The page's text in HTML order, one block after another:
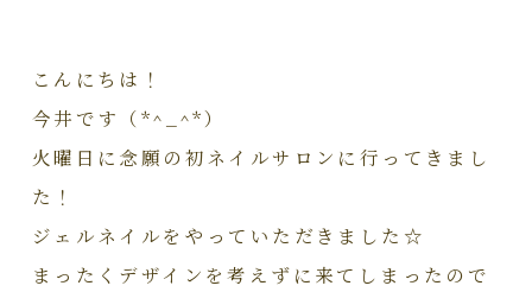
こんにちは！
今井です（*^_^*）
火曜日に念願の初ネイルサロンに行ってきまし
た！
ジェルネイルをやっていただきました☆
まったくデザインを考えずに来てしまったので